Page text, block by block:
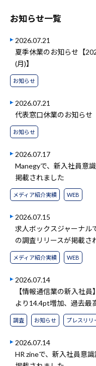
お知らせ一覧
2026.07.21
夏季休業のお知らせ【
(月)】
お知らせ
2026.07.21
代表窓口休業のお知らせ
お知らせ
2026.07.17
Manegyで、新入社員意
掲載されました
メディア紹介実績 WEB
2026.07.15
求人ボックスジャーナル
の調査リリースが掲載さ
メディア紹介実績 WEB
2026.07.14
【情報通信業の新入社
より14.4pt増加、過去最
調査 お知らせ プレスリリ
2026.07.14
HR zineで、新入社員意